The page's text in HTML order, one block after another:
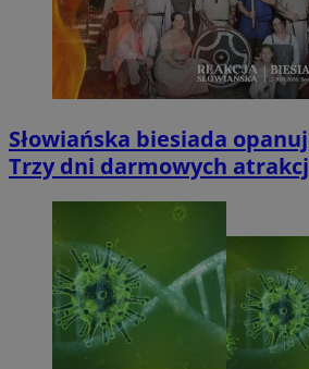
Słowiańska biesiada
Trzy dni darmowych